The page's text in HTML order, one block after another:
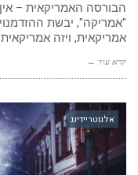
הבורסה האמריקאית –
"אמריקה", יבשת
אמריקאית, ויזה אמריקאית
קרא עוד ←
אלגוטריידינג